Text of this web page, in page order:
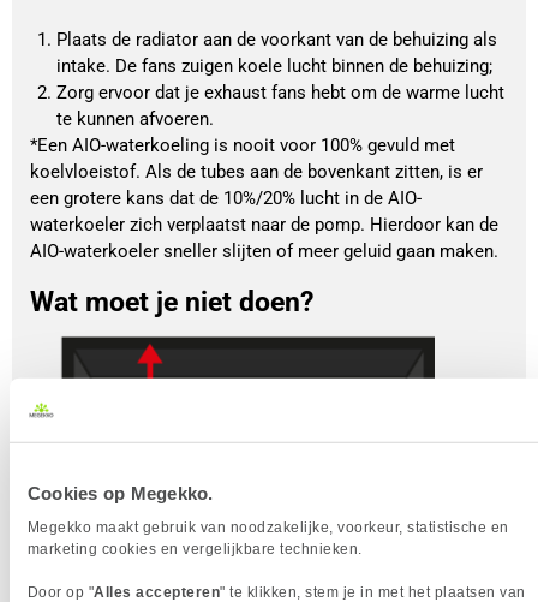
Cookies op Megekko.
Megekko maakt gebruik van noodzakelijke, voorkeur, statistische en
marketing cookies en vergelijkbare technieken.
Door op "Alles accepteren" te klikken, stem je in met het plaatsen van
Plaats de radiator aan de voorkant van de behuizing als
intake. De fans zuigen koele lucht binnen de behuizing;
Zorg ervoor dat je exhaust fans hebt om de warme lucht
te kunnen afvoeren.
*Een AIO-waterkoeling is nooit voor 100% gevuld met
koelvloeistof. Als de tubes aan de bovenkant zitten, is er
een grotere kans dat de 10%/20% lucht in de AIO-
waterkoeler zich verplaatst naar de pomp. Hierdoor kan de
AIO-waterkoeler sneller slijten of meer geluid gaan maken.
Wat moet je niet doen?